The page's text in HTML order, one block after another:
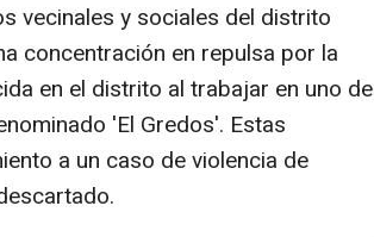
vecinales y sociales del distrito
concentración en repulsa por la
en el distrito al trabajar en uno de
'El Gredos'. Estas
a un caso de violencia de